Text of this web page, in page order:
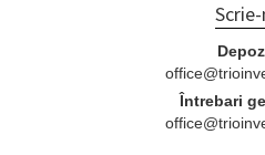
Întrebari